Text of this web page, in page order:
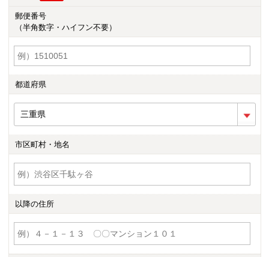
郵便番号
（半角数字・ハイフン不要）
都道府県
市区町村・地名
以降の住所